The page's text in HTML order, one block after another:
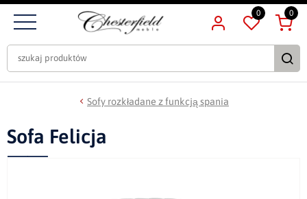
0 0
Sofy rozkładane z funkcją spania
Sofa Felicja